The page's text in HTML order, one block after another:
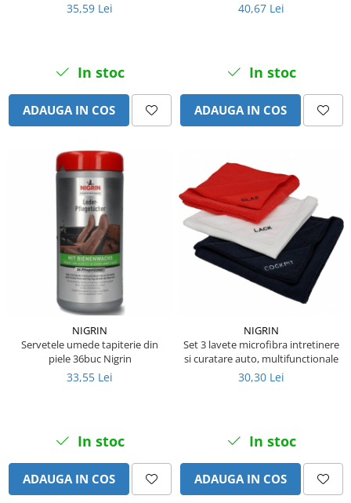
Piese MAN
Piese Kleine
Piese Hinowa
Piese Herriau
Piese Ferri
Piese Dangreville
Piese Cemet Agrip
Piese ABG
Piese Scheid
Piese BR Dumper
Piese Casagrande
35,59 Lei
In stoc
ADAUGA IN COS
40,67 Lei
In stoc
ADAUGA IN COS
NIGRIN
Servetele umede tapiterie din
piele 36buc Nigrin
33,55 Lei
In stoc
ADAUGA IN COS
NIGRIN
Set 3 lavete microfibra intretinere
si curatare auto, multifunctionale
30,30 Lei
In stoc
ADAUGA IN COS